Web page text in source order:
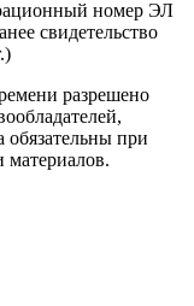
номер ЭЛ
свидетельство
разрешено
обязательны при
материалов.